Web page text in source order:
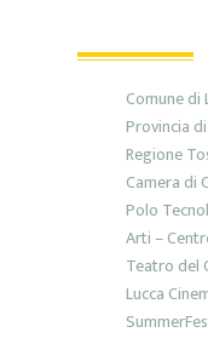
Comune di
Provincia
Regione
Camera di
Polo
Arti –
Teatro del
Lucca